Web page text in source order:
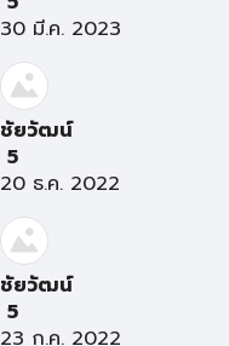
30 มี.ค. 2023
ชัยวัฒน์
5
20 ธ.ค. 2022
ชัยวัฒน์
5
23 ก.ค. 2022